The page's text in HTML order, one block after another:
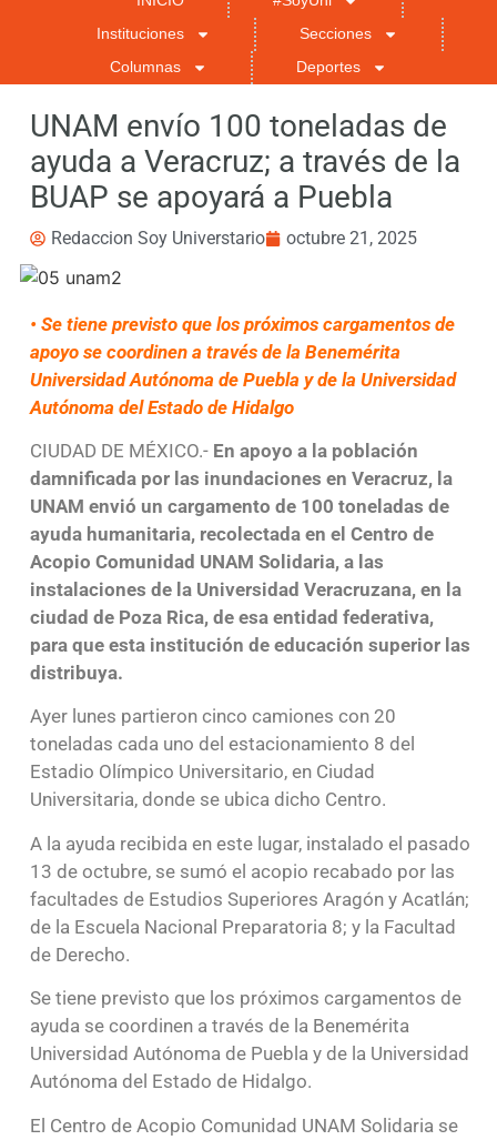
Instituciones
Secciones
Columnas
Deportes
UNAM envío 100 toneladas de
ayuda a Veracruz; a través de la
BUAP se apoyará a Puebla
Redaccion Soy Universtario octubre 21, 2025
• Se tiene previsto que los próximos cargamentos de
apoyo se coordinen a través de la Benemérita
Universidad Autónoma de Puebla y de la Universidad
Autónoma del Estado de Hidalgo
CIUDAD DE MÉXICO.- En apoyo a la población
damnificada por las inundaciones en Veracruz, la
UNAM envió un cargamento de 100 toneladas de
ayuda humanitaria, recolectada en el Centro de
Acopio Comunidad UNAM Solidaria, a las
instalaciones de la Universidad Veracruzana, en la
ciudad de Poza Rica, de esa entidad federativa,
para que esta institución de educación superior las
distribuya.
Ayer lunes partieron cinco camiones con 20
toneladas cada uno del estacionamiento 8 del
Estadio Olímpico Universitario, en Ciudad
Universitaria, donde se ubica dicho Centro.
A la ayuda recibida en este lugar, instalado el pasado
13 de octubre, se sumó el acopio recabado por las
facultades de Estudios Superiores Aragón y Acatlán;
de la Escuela Nacional Preparatoria 8; y la Facultad
de Derecho.
Se tiene previsto que los próximos cargamentos de
ayuda se coordinen a través de la Benemérita
Universidad Autónoma de Puebla y de la Universidad
Autónoma del Estado de Hidalgo.
El Centro de Acopio Comunidad UNAM Solidaria se